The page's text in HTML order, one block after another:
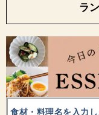
ラ